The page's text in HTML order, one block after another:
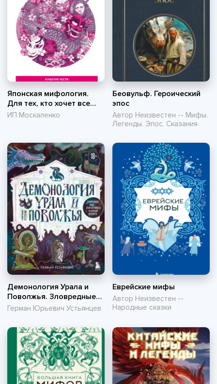
Японская мифология.
Для тех, кто хочет все
успеть
ИП Москаленко
Беовульф. Героический
эпос
Автор Неизвестен -- Мифы.
Легенды. Эпос. Сказания
Демонология Урала и
Поволжья. Зловредные
чуды, духи-кереметы и
Герман Юрьевич Устьянцев
Еврейские мифы
Автор Неизвестен --
Народные сказки